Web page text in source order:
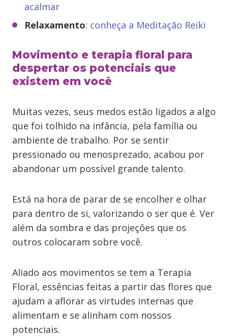
acalmar
Relaxamento: conheça a Meditação Reiki
Movimento e terapia floral para
despertar os potenciais que
existem em você
Muitas vezes, seus medos estão ligados a algo
que foi tolhido na infância, pela família ou
ambiente de trabalho. Por se sentir
pressionado ou menosprezado, acabou por
abandonar um possível grande talento.
Está na hora de parar de se encolher e olhar
para dentro de si, valorizando o ser que é. Ver
além da sombra e das projeções que os
outros colocaram sobre você.
Aliado aos movimentos se tem a Terapia
Floral, essências feitas a partir das flores que
ajudam a aflorar as virtudes internas que
alimentam e se alinham com nossos
potenciais.